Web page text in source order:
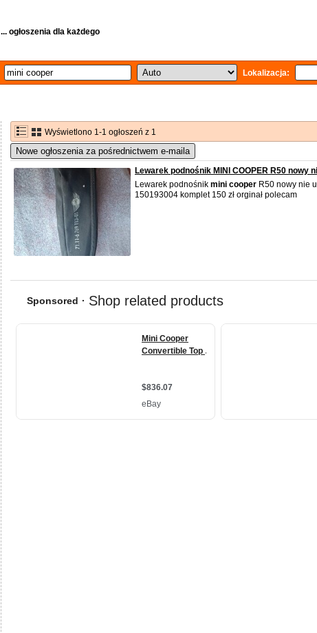
... ogłoszenia dla każdego
Lokalizacja:
Wyświetlono 1-1 ogłoszeń z 1
Nowe ogłoszenia za pośrednictwem e-maila
Lewarek podnośnik MINI COOPER R50 nowy
Lewarek podnośnik mini cooper R50 nowy nie
150193004 komplet 150 zł orginał polecam